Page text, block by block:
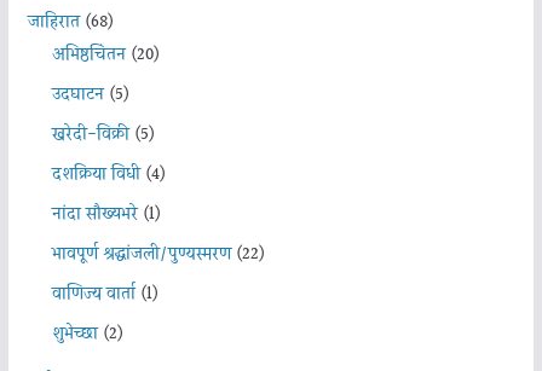
जाहिरात(68)
अभिष्ठचिंतन(20)
उदघाटन(5)
खरेदी-विक्री(5)
दशक्रिया विधी(4)
नांदा सौख्यभरे(1)
भावपूर्ण श्रद्धांजली/पुण्यस्मरण(22)
वाणिज्य वार्ता(1)
शुभेच्छा(2)